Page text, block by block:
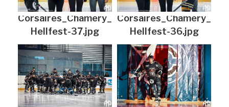
Corsaires_Chamery_
Hellfest-37.jpg
Corsaires_Chamery_
Hellfest-36.jpg